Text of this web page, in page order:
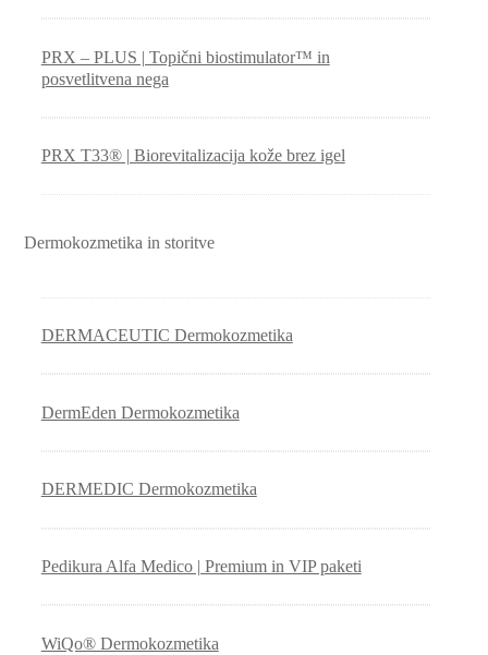
PRX – PLUS | Topični biostimulator™ in
posvetlitvena nega
PRX T33® | Biorevitalizacija kože brez igel
Dermokozmetika in storitve
DERMACEUTIC Dermokozmetika
DermEden Dermokozmetika
DERMEDIC Dermokozmetika
Pedikura Alfa Medico | Premium in VIP paketi
WiQo® Dermokozmetika